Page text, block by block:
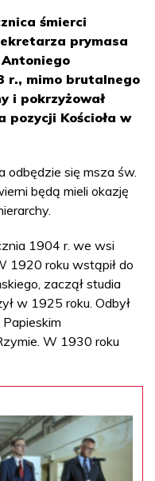
śmierci
prymasa
r., mimo brutalnego
i pokrzyżował
pozycji Kościoła w
odbędzie się msza św.
będą mieli okazję
1904 r. we wsi
1920 roku wstąpił do
zaczął studia
w 1925 roku. Odbył
W 1930 roku